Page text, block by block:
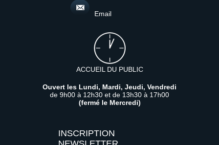
Email
ACCUEIL DU PUBLIC
Ouvert les Lundi, Mardi, Jeudi, Vendredi
de 9h00 à 12h30 et de 13h30 à 17h00
(fermé le Mercredi)